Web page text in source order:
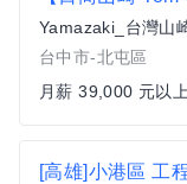
Yamazaki_台灣山
台中市-北屯區
月薪 39,000 元以上
[高雄]小港區 工